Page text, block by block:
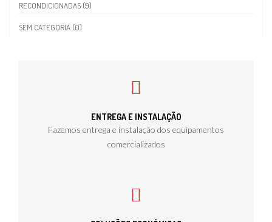
RECONDICIONADAS (9)
SEM CATEGORIA (0)
ENTREGA E INSTALAÇÃO
Fazemos entrega e instalação dos equipamentos
comercializados